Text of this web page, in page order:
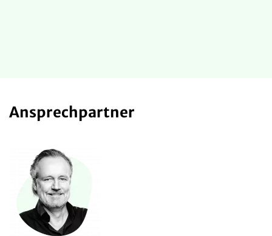
Ansprechpartner